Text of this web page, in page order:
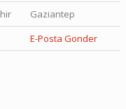
Gaziantep
E-Posta Gonder